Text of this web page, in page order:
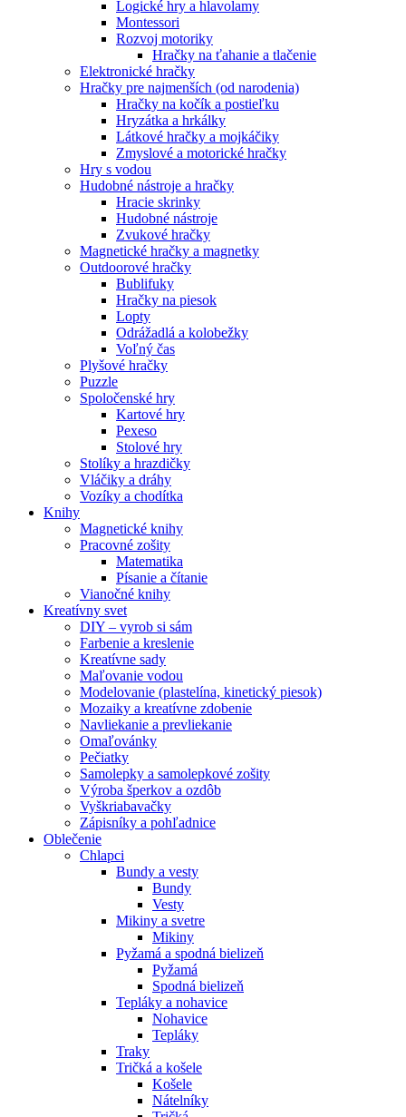
Logické hry a hlavolamy
Montessori
Rozvoj motoriky
Hračky na ťahanie a tlačenie
Elektronické hračky
Hračky pre najmenších (od narodenia)
Hračky na kočík a postieľku
Hryzátka a hrkálky
Látkové hračky a mojkáčiky
Zmyslové a motorické hračky
Hry s vodou
Hudobné nástroje a hračky
Hracie skrinky
Hudobné nástroje
Zvukové hračky
Magnetické hračky a magnetky
Outdoorové hračky
Bublifuky
Hračky na piesok
Lopty
Odrážadlá a kolobežky
Voľný čas
Plyšové hračky
Puzzle
Spoločenské hry
Kartové hry
Pexeso
Stolové hry
Stolíky a hrazdičky
Vláčiky a dráhy
Vozíky a chodítka
Knihy
Magnetické knihy
Pracovné zošity
Matematika
Písanie a čítanie
Vianočné knihy
Kreatívny svet
DIY – vyrob si sám
Farbenie a kreslenie
Kreatívne sady
Maľovanie vodou
Modelovanie (plastelína, kinetický piesok)
Mozaiky a kreatívne zdobenie
Navliekanie a prevliekanie
Omaľovánky
Pečiatky
Samolepky a samolepkové zošity
Výroba šperkov a ozdôb
Vyškriabavačky
Zápisníky a pohľadnice
Oblečenie
Chlapci
Bundy a vesty
Bundy
Vesty
Mikiny a svetre
Mikiny
Pyžamá a spodná bielizeň
Pyžamá
Spodná bielizeň
Tepláky a nohavice
Nohavice
Tepláky
Traky
Tričká a košele
Košele
Nátelníky